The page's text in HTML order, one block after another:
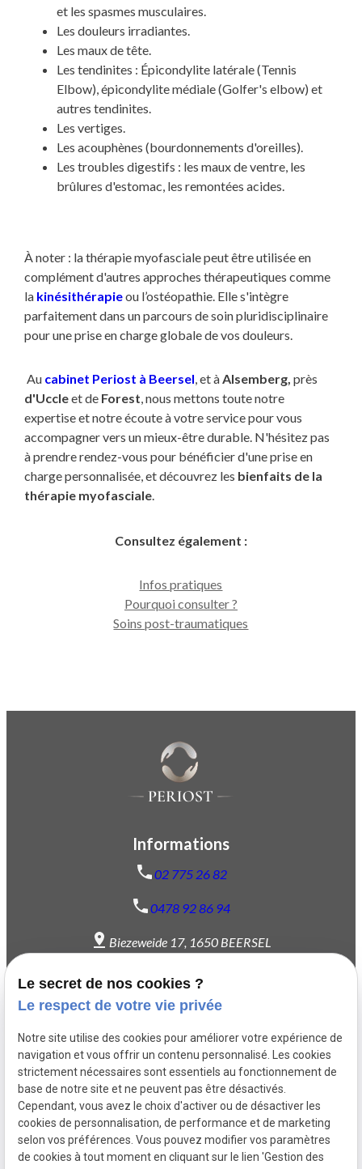
et les spasmes musculaires.
Les douleurs irradiantes.
Les maux de tête.
Les tendinites : Épicondylite latérale (Tennis
Elbow), épicondylite médiale (Golfer's elbow) et
autres tendinites.
Les vertiges.
Les acouphènes (bourdonnements d'oreilles).
Les troubles digestifs : les maux de ventre, les
brûlures d'estomac, les remontées acides.
À noter : la thérapie myofasciale peut être utilisée en
complément d'autres approches thérapeutiques comme
la kinésithérapieou l’ostéopathie. Elle s'intègre
parfaitement dans un parcours de soin pluridisciplinaire
pour une prise en charge globale de vos douleurs.
Au cabinet Periost à Beersel , et à Alsemberg, près
d'Uccleet de Forest , nous mettons toute notre
expertise et notre écoute à votre service pour vous
accompagner vers un mieux-être durable. N'hésitez pas
à prendre rendez-vous pour bénéficier d'une prise en
charge personnalisée, et découvrez les bienfaits de la
thérapie myofasciale.
Consultez également :
Infos pratiques
Pourquoi consulter ?
Soins post-traumatiques
Informations
02 775 26 82
0478 92 86 94
Biezeweide 17, 1650 BEERSEL
Onze-Lieve-Vrouwstraat 36,
Ostéopathie
Femmes enceintes
Sportifs
Thérapie myofasciale
Kinésithérapie
Le secret de nos cookies ?
Le respect de votre vie privée
Notre site utilise des cookies pour améliorer votre expérience de
navigation et vous offrir un contenu personnalisé. Les cookies
strictement nécessaires sont essentiels au fonctionnement de
base de notre site et ne peuvent pas être désactivés.
Cependant, vous avez le choix d'activer ou de désactiver les
cookies de personnalisation, de performance et de marketing
selon vos préférences. Vous pouvez modifier vos paramètres
de cookies à tout moment en cliquant sur le lien 'Gestion des